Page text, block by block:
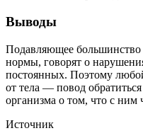
Выводы
Подавляющее большинство
нормы, говорят о
постоянных. Поэтому
от тела — повод
организма о том, что с ним
Источник